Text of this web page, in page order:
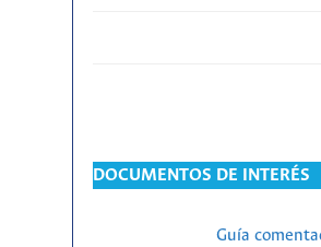
DOCUMENTOS DE INTERÉS
Guía